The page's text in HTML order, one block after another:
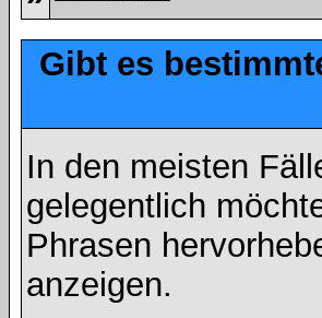
Gibt es
In den meisten
gelegentlich
Phrasen
anzeigen.